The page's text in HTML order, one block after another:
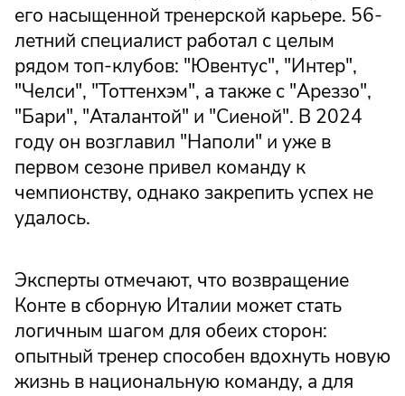
его насыщенной тренерской карьере. 56-
летний специалист работал с целым
рядом топ-клубов: "Ювентус", "Интер",
"Челси", "Тоттенхэм", а также с "Ареззо",
"Бари", "Аталантой" и "Сиеной". В 2024
году он возглавил "Наполи" и уже в
первом сезоне привел команду к
чемпионству, однако закрепить успех не
удалось.
Эксперты отмечают, что возвращение
Конте в сборную Италии может стать
логичным шагом для обеих сторон:
опытный тренер способен вдохнуть новую
жизнь в национальную команду, а для